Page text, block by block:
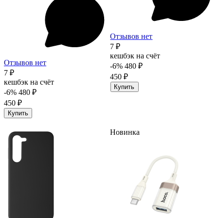
Отзывов нет
7 ₽
кешбэк на счёт
-6% 480 ₽
450 ₽
Купить
Отзывов нет
7 ₽
кешбэк на счёт
-6% 480 ₽
450 ₽
Купить
Новинка